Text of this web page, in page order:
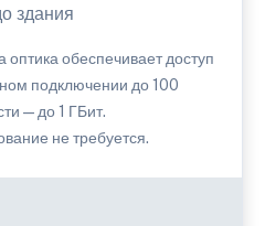
здания
оптика обеспечивает доступ
подключении до 100
— до 1 ГБит.
не требуется.